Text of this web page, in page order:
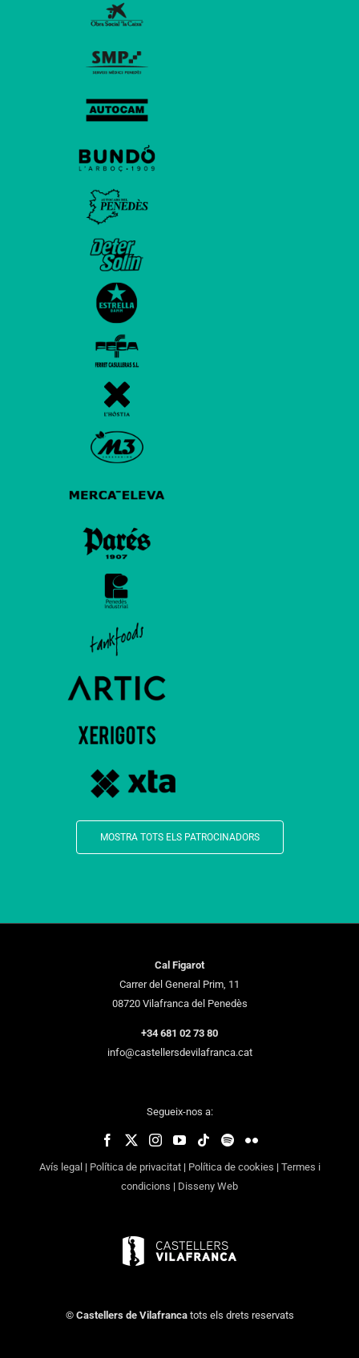
MOSTRA TOTS ELS PATROCINADORS
Cal Figarot
Carrer del General Prim, 11
08720 Vilafranca del Penedès
+34 681 02 73 80
info@castellersdevilafranca.cat
Segueix-nos a:
Avís legal | Política de privacitat| Política de cookies | Termes i
condicions | Disseny Web
© Castellers de Vilafrancatots els drets reservats